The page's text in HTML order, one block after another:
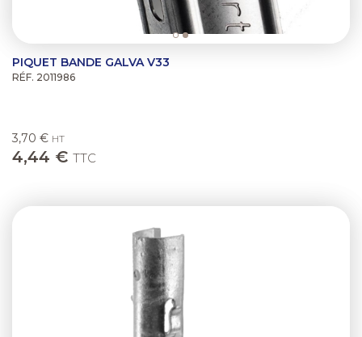
PIQUET BANDE GALVA V33
RÉF. 2011986
3,70 € HT
4,44 € TTC